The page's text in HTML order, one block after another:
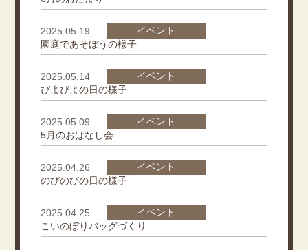
2025.05.19
イベント
園庭であそぼうの様子
2025.05.14
イベント
ぴよぴよの日の様子
2025.05.09
イベント
5月のおはなし会
2025.04.26
イベント
のびのびの日の様子
2025.04.25
イベント
こいのぼりバッグづくり